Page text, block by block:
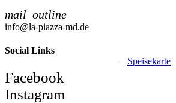
Speisekarte
mail_outline
info@la-piazza-md.de
Social Links
Facebook
Instagram